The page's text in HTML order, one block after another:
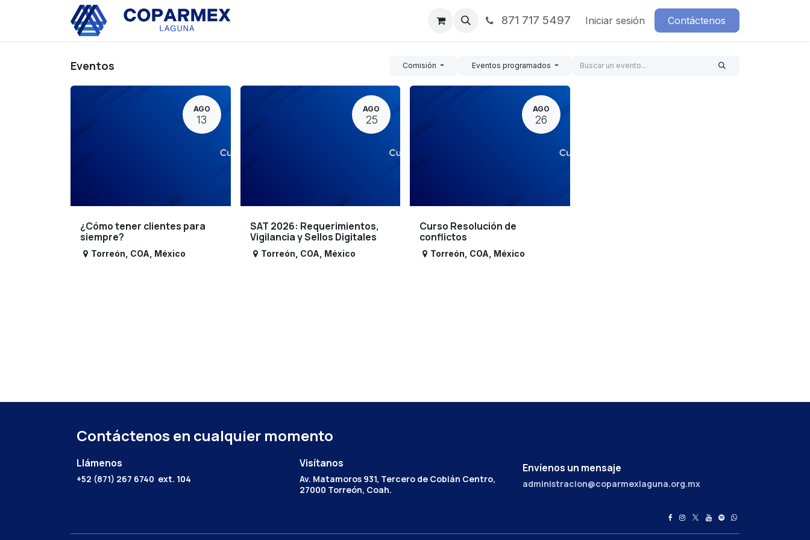
Noticias Contáctenos871 717 5497 Iniciar sesión Contáctenos
Eventos Comisión Eventos programados
AGO
13
¿Cómo tener clientes para
siempre?
Torreón COA México
AGO
25
SAT 2026: Requerimientos,
Vigilancia y Sellos Digitales
Torreón COA México
AGO
26
Curso Resolución de
conflictos
Torreón COA México
Contáctenos en cualquier momento
Llámenos
+52 (871) 267 6740 ext. 104
Envíenos un mensaje
administracion@coparmexlaguna.org.mx
Visítanos
Av. Matamoros 931, Tercero de Cobián Centro,
27000 Torreón, Coah.